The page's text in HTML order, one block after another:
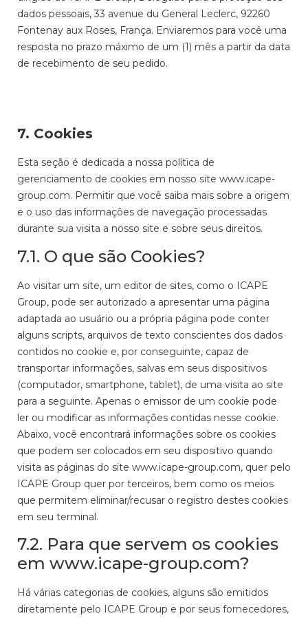
dados pessoais, 33 avenue du General Leclerc, 92260
Fontenay aux Roses, França. Enviaremos para você uma
resposta no prazo máximo de um (1) mês a partir da data
de recebimento de seu pedido.
7. Cookies
Esta seção é dedicada a nossa política de
gerenciamento de cookies em nosso site www.icape-
group.com. Permitir que você saiba mais sobre a origem
e o uso das informações de navegação processadas
durante sua visita a nosso site e sobre seus direitos.
7.1. O que são Cookies?
Ao visitar um site, um editor de sites, como o ICAPE
Group, pode ser autorizado a apresentar uma página
adaptada ao usuário ou a própria página pode conter
alguns scripts, arquivos de texto conscientes dos dados
contidos no cookie e, por conseguinte, capaz de
transportar informações, salvas em seus dispositivos
(computador, smartphone, tablet), de uma visita ao site
para a seguinte. Apenas o emissor de um cookie pode
ler ou modificar as informações contidas nesse cookie.
Abaixo, você encontrará informações sobre os cookies
que podem ser colocados em seu dispositivo quando
visita as páginas do site www.icape-group.com, quer pelo
ICAPE Group quer por terceiros, bem como os meios
que permitem eliminar/recusar o registro destes cookies
em seu terminal.
7.2. Para que servem os cookies
em www.icape-group.com?
Há várias categorias de cookies, alguns são emitidos
diretamente pelo ICAPE Group e por seus fornecedores,